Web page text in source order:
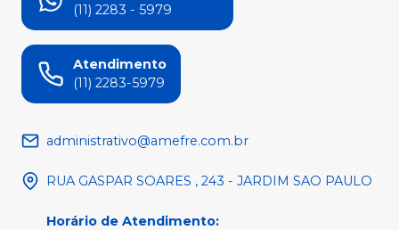
(11) 2283 - 5979
Atendimento
(11) 2283-5979
administrativo@amefre.com.br
RUA GASPAR SOARES , 243 - JARDIM SAO PAULO
Horário de Atendimento: